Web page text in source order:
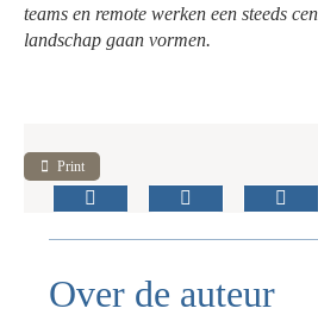
teams en remote werken een steeds
landschap gaan vormen.
Print
Over de auteur